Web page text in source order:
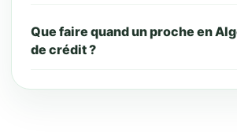
Que faire quand un proche en
de crédit ?